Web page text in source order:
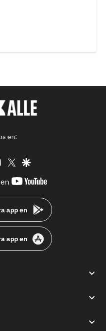
en:
instagram
twittergoogle
youtube-
app en
app en